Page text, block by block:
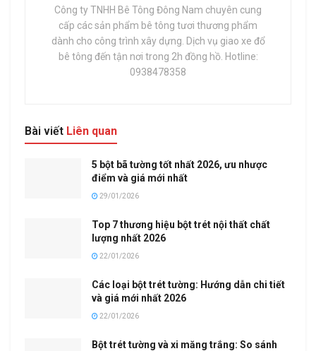
Công ty TNHH Bê Tông Đông Nam chuyên cung
cấp các sản phẩm bê tông tươi thương phẩm
dành cho công trình xây dựng. Dịch vụ giao xe đổ
bê tông đến tận nơi trong 2h đồng hồ. Hotline:
0938478358
Bài viết Liên quan
5 bột bã tường tốt nhất 2026, ưu nhược
điểm và giá mới nhất
29/01/2026
Top 7 thương hiệu bột trét nội thất chất
lượng nhất 2026
22/01/2026
Các loại bột trét tường: Hướng dẫn chi tiết
và giá mới nhất 2026
22/01/2026
Bột trét tường và xi măng trắng: So sánh